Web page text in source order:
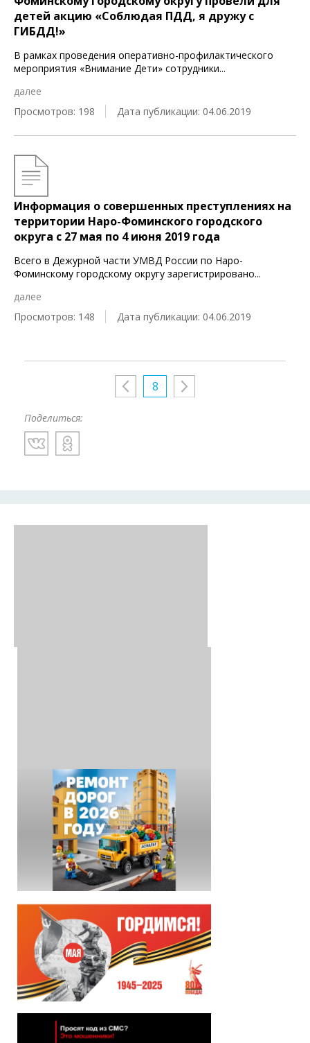
детей акцию «Соблюдая ПДД, я дружу с
ГИБДД!»
В рамках проведения оперативно-профилактического
мероприятия «Внимание Дети» сотрудники...
далее
Просмотров: 198
Дата публикации: 04.06.2019
Информация о совершенных преступлениях на
территории Наро-Фоминского городского
округа c 27 мая по 4 июня 2019 года
Всего в Дежурной части УМВД России по Наро-
Фоминскому городскому округу зарегистрировано...
далее
Просмотров: 148
Дата публикации: 04.06.2019
8
Поделиться: